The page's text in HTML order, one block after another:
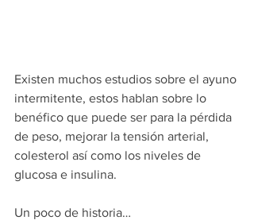
Existen muchos estudios sobre el ayuno
intermitente, estos hablan sobre lo
benéfico que puede ser para la pérdida
de peso, mejorar la tensión arterial,
colesterol así como los niveles de
glucosa e insulina.
Un poco de historia…